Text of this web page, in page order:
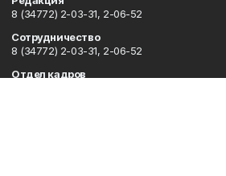
8 (34772) 2-03-31, 2-06-52
Сотрудничество
8 (34772) 2-03-31, 2-06-52
Отдел кадров